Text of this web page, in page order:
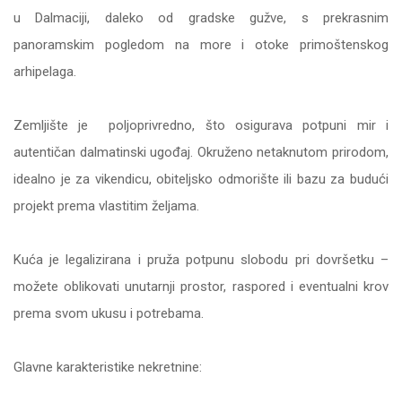
u Dalmaciji, daleko od gradske gužve, s prekrasnim
panoramskim pogledom na more i otoke primoštenskog
arhipelaga.
Zemljište je poljoprivredno, što osigurava potpuni mir i
autentičan dalmatinski ugođaj. Okruženo netaknutom prirodom,
idealno je za vikendicu, obiteljsko odmorište ili bazu za budući
projekt prema vlastitim željama.
Kuća je legalizirana i pruža potpunu slobodu pri dovršetku –
možete oblikovati unutarnji prostor, raspored i eventualni krov
prema svom ukusu i potrebama.
Glavne karakteristike nekretnine: